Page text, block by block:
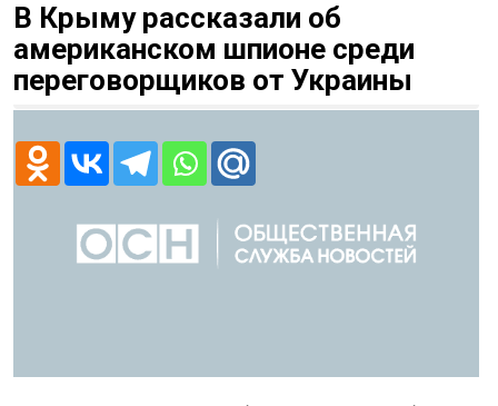
В Крыму рассказали об
американском шпионе среди
переговорщиков от Украины